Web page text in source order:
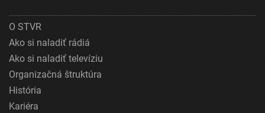
O STVR
Ako si naladiť rádiá
Ako si naladiť televíziu
Organizačná štruktúra
História
Kariéra